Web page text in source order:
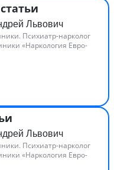
Львович
Психиатр-нарколог
«Наркология Евро-
Львович
Психиатр-нарколог
«Наркология Евро-